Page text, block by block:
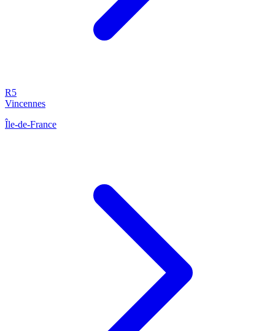
R5
Vincennes
Île-de-France